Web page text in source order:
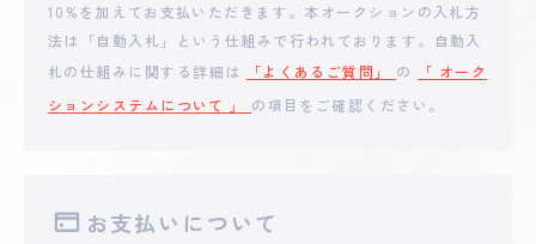
10%を加えてお支払いただきます。本オークションの入札方
法は「自動入札」という仕組みで行われております。自動入
札の仕組みに関する詳細は
「よくあるご質問」 の
「 オーク
ションシステムについて 」 の項目をご確認ください。
お支払いについて